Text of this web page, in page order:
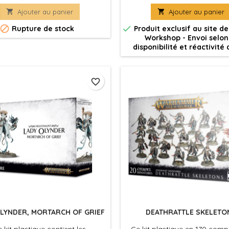
Citadel de 40mm.
 Ajouter au panier
 Rupture de stock
socle ovale Citadel de
deux socles ovales Citadel de
 Ajouter au panier
 Produit exclusif au site
Workshop - Envoi
disponibilité et réactivité
MORTARCH OF GRIEF
favorite_border
DEATHRATTLE